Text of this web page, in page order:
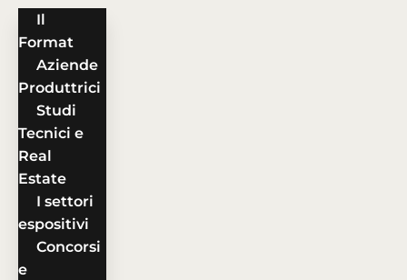
Il
Format
Aziende
Produttrici
Studi
Tecnici e
Real
Estate
I settori
espositivi
Concorsi
e